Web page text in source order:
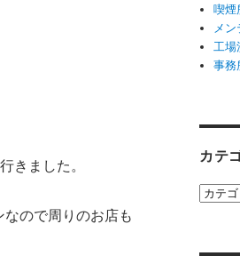
きました。
ので周りのお店も
喫煙
メ
工場
事務
カテ
カ